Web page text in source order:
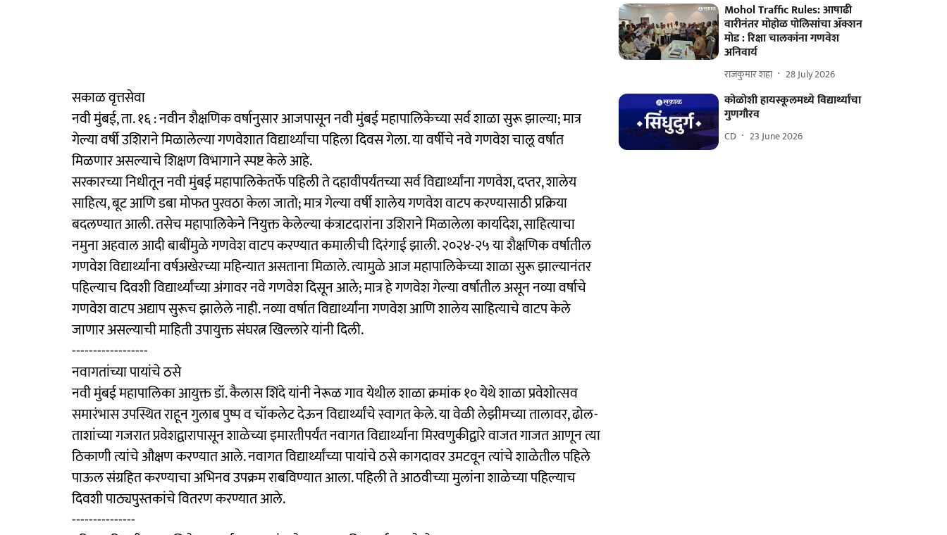
सकाळ वृत्तसेवा
नवी मुंबई, ता. १६ : नवीन शैक्षणिक वर्षानुसार आजपासून नवी मुंबई महापालिकेच्या सर्व शाळा सुरू झाल्या; मात्र
गेल्या वर्षी उशिराने मिळालेल्या गणवेशात विद्यार्थ्यांचा पहिला दिवस गेला. या वर्षीचे नवे गणवेश चालू वर्षात
मिळणार असल्याचे शिक्षण विभागाने स्पष्ट केले आहे.
सरकारच्या निधीतून नवी मुंबई महापालिकेतर्फे पहिली ते दहावीपर्यंतच्या सर्व विद्यार्थ्यांना गणवेश, दप्तर, शालेय
साहित्य, बूट आणि डबा मोफत पुरवठा केला जातो; मात्र गेल्या वर्षी शालेय गणवेश वाटप करण्यासाठी प्रक्रिया
बदलण्यात आली. तसेच महापालिकेने नियुक्त केलेल्या कंत्राटदारांना उशिराने मिळालेला कार्यादेश, साहित्याचा
नमुना अहवाल आदी बाबींमुळे गणवेश वाटप करण्यात कमालीची दिरंगाई झाली. २०२४-२५ या शैक्षणिक वर्षातील
गणवेश विद्यार्थ्यांना वर्षअखेरच्या महिन्यात असताना मिळाले. त्यामुळे आज महापालिकेच्या शाळा सुरू झाल्यानंतर
पहिल्याच दिवशी विद्यार्थ्यांच्या अंगावर नवे गणवेश दिसून आले; मात्र हे गणवेश गेल्या वर्षातील असून नव्या वर्षाचे
गणवेश वाटप अद्याप सुरूच झालेले नाही. नव्या वर्षात विद्यार्थ्यांना गणवेश आणि शालेय साहित्याचे वाटप केले
जाणार असल्याची माहिती उपायुक्त संघरत्न खिल्लारे यांनी दिली.
------------------
नवागतांच्या पायांचे ठसे
नवी मुंबई महापालिका आयुक्त डॉ. कैलास शिंदे यांनी नेरूळ गाव येथील शाळा क्रमांक १० येथे शाळा प्रवेशोत्सव
समारंभास उपस्थित राहून गुलाब पुष्प व चॉकलेट देऊन विद्यार्थ्यांचे स्वागत केले. या वेळी लेझीमच्या तालावर, ढोल-
ताशांच्या गजरात प्रवेशद्वारापासून शाळेच्या इमारतीपर्यंत नवागत विद्यार्थ्यांना मिरवणुकीद्वारे वाजत गाजत आणून त्या
ठिकाणी त्यांचे औक्षण करण्यात आले. नवागत विद्यार्थ्यांच्या पायांचे ठसे कागदावर उमटवून त्यांचे शाळेतील पहिले
पाऊल संग्रहित करण्याचा अभिनव उपक्रम राबविण्यात आला. पहिली ते आठवीच्या मुलांना शाळेच्या पहिल्याच
दिवशी पाठ्यपुस्तकांचे वितरण करण्यात आले.
---------------
Mohol Traffic Rules: आषाढी
वारीनंतर मोहोळ पोलिसांचा ॲक्शन
मोड : रिक्षा चालकांना गणवेश
अनिवार्य
राजकुमार शहा 28 July 2026
कोळोशी हायस्कूलमध्ये विद्यार्थ्यांचा
गुणगौरव
CD 23 June 2026